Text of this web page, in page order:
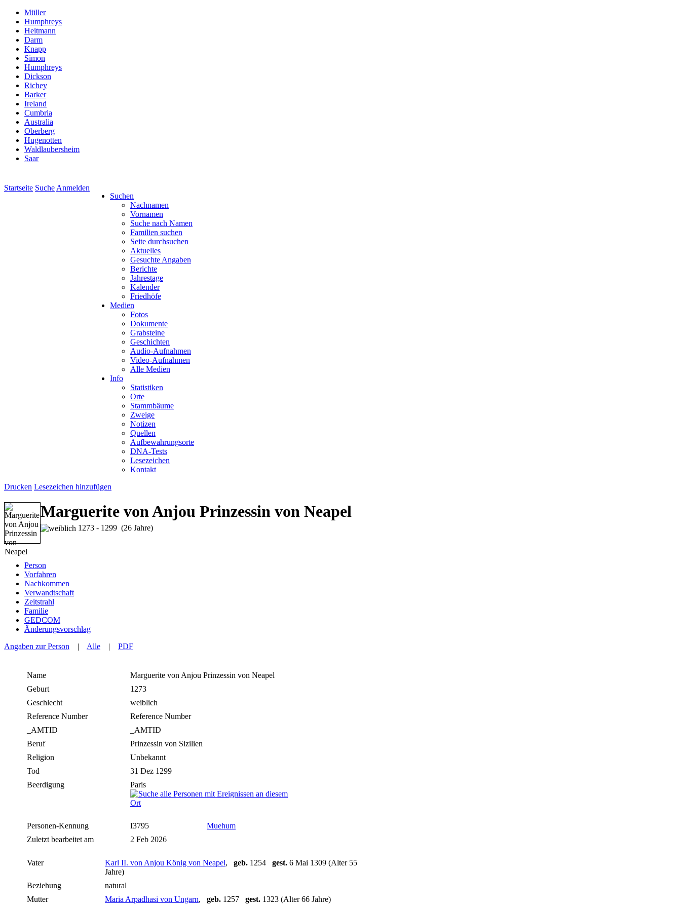
Müller
Humphreys
Heitmann
Darm
Knapp
Simon
Humphreys
Dickson
Richey
Barker
Ireland
Cumbria
Australia
Oberberg
Hugenotten
Waldlaubersheim
Saar
Startseite Suche Anmelden
Suchen
Nachnamen
Vornamen
Suche nach Namen
Familien suchen
Seite durchsuchen
Aktuelles
Gesuchte Angaben
Berichte
Jahrestage
Kalender
Friedhöfe
Medien
Fotos
Dokumente
Grabsteine
Geschichten
Audio-Aufnahmen
Video-Aufnahmen
Alle Medien
Info
Statistiken
Orte
Stammbäume
Zweige
Notizen
Quellen
Aufbewahrungsorte
DNA-Tests
Lesezeichen
Kontakt
Drucken Lesezeichen hinzufügen
Marguerite von Anjou Prinzessin von Neapel
1273 - 1299 (26 Jahre)
Person
Vorfahren
Nachkommen
Verwandtschaft
Zeitstrahl
Familie
GEDCOM
Änderungsvorschlag
Angaben zur Person | Alle | PDF
Name Marguerite von Anjou Prinzessin von Neapel
Geburt
1273
Geschlecht
weiblich
Reference Number
Reference Number
_AMTID
_AMTID
Beruf
Prinzessin von Sizilien
Religion
Unbekannt
Tod
31 Dez 1299
Beerdigung
Paris
Personen-Kennung I3795
Muehum
Zuletzt bearbeitet am
2 Feb 2026
Vater Karl II. von Anjou König von Neapel, geb. 1254 gest. 6 Mai 1309 (Alter 55
Jahre)
Beziehung
natural
Mutter
Maria Arpadhasi von Ungarn, geb. 1257 gest. 1323 (Alter 66 Jahre)